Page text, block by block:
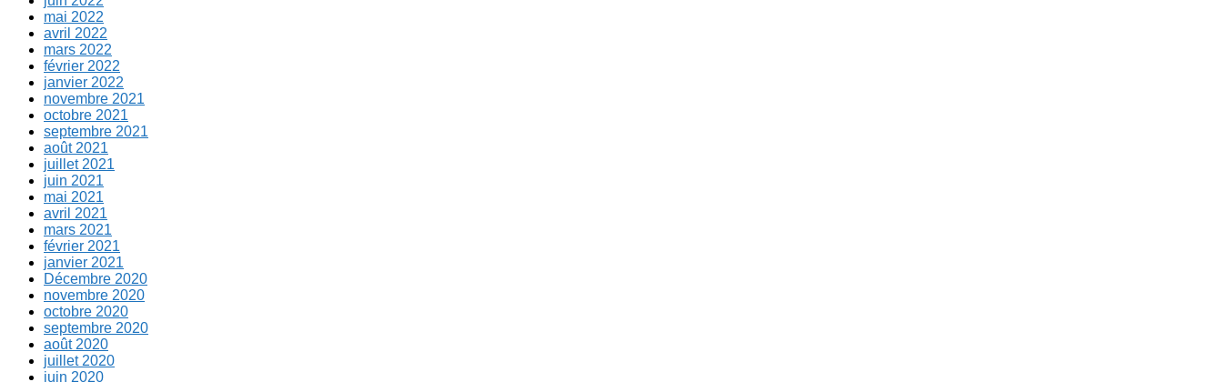
mai 2022
avril 2022
mars 2022
février 2022
janvier 2022
novembre 2021
octobre 2021
septembre 2021
août 2021
juillet 2021
juin 2021
mai 2021
avril 2021
mars 2021
février 2021
janvier 2021
Décembre 2020
novembre 2020
octobre 2020
septembre 2020
août 2020
juillet 2020
juin 2020